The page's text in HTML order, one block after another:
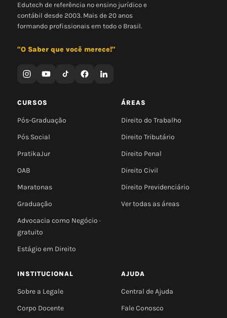
Edutech de referência no ensino jurídico e
contábil desde 2003. Mais de 20 anos
formando profissionais em todo o Brasil.
"O Saber que você merece!"
CURSOS
Pós-Graduação
Pós Social
PratikaJur
OAB
Maratonas
Graduação
Advocacia como Negócio ·
gratuito
Estágio em Direito
ÁREAS
Direito do Trabalho
Direito Tributário
Direito Penal
Direito Civil
Direito Previdenciário
Ver todas as áreas
INSTITUCIONAL
Sobre a Legale
Corpo Docente
AJUDA
Central de Ajuda
Fale Conosco